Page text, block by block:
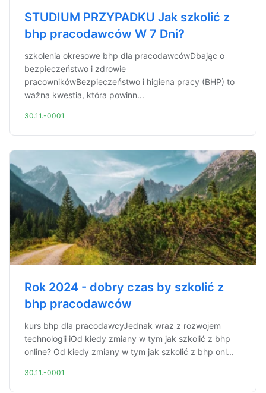
STUDIUM PRZYPADKU Jak szkolić z
bhp pracodawców W 7 Dni?
szkolenia okresowe bhp dla pracodawcówDbając o
bezpieczeństwo i zdrowie
pracownikówBezpieczeństwo i higiena pracy (BHP) to
ważna kwestia, która powinn...
30.11.-0001
Rok 2024 - dobry czas by szkolić z
bhp pracodawców
kurs bhp dla pracodawcyJednak wraz z rozwojem
technologii iOd kiedy zmiany w tym jak szkolić z bhp
online? Od kiedy zmiany w tym jak szkolić z bhp onl...
30.11.-0001